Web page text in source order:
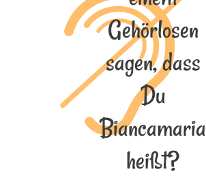
Gehörlosen
sagen, dass
Du
Biancamaria
heißt?